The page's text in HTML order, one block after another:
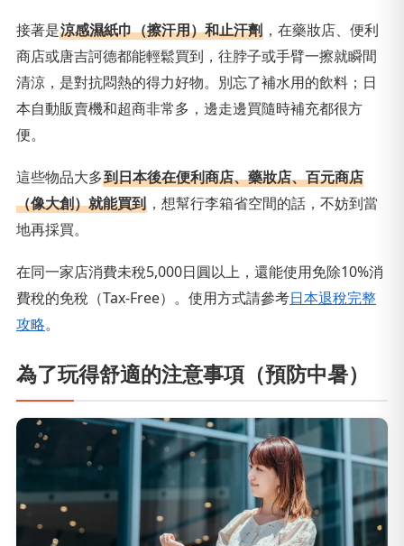
接著是涼感濕紙巾（擦汗用）和止汗劑 ，在藥妝店、便利
商店或唐吉訶德都能輕鬆買到，往脖子或手臂一擦就瞬間
清涼，是對抗悶熱的得力好物。別忘了補水用的飲料；日
本自動販賣機和超商非常多，邊走邊買隨時補充都很方
便。
這些物品大多到日本後在便利商店、藥妝店、百元商店
（像大創）就能買到 ，想幫行李箱省空間的話，不妨到當
地再採買。
在同一家店消費未稅5,000日圓以上，還能使用免除10%消
費稅的免稅（Tax-Free）。使用方式請參考日本退稅完整
攻略。
為了玩得舒適的注意事項（預防中暑）